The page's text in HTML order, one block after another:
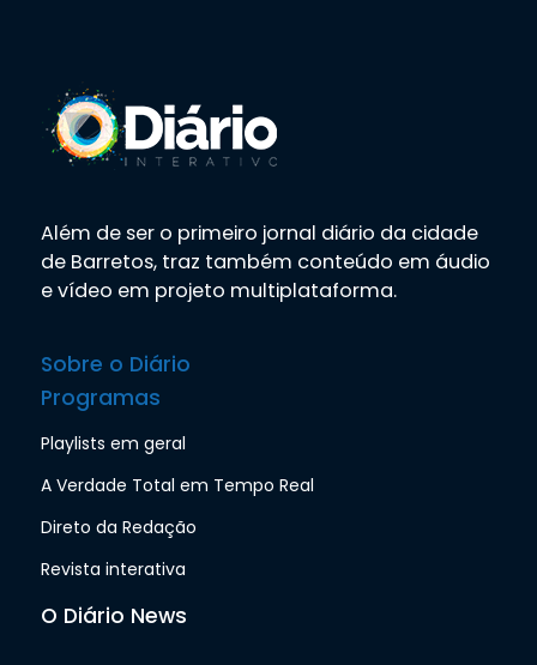
Além de ser o primeiro jornal diário da cidade
de Barretos, traz também conteúdo em áudio
e vídeo em projeto multiplataforma.
Sobre o Diário
Programas
Playlists em geral
A Verdade Total em Tempo Real
Direto da Redação
Revista interativa
O Diário News